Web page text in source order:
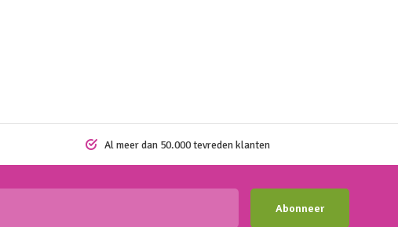
Al meer dan 50.000 tevreden klanten
Abonneer